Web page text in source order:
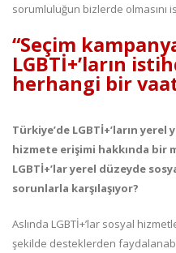
sorumluluğun bizlerde olmasını
“Seçim
LGBTİ+’ların
herhangi bir
Türkiye’de LGBTİ+’ların yerel
hizmete erişimi hakkında bir
LGBTİ+’lar yerel düzeyde
sorunlarla karşılaşıyor?
Aslında LGBTİ+’lar sosyal
şekilde desteklerden